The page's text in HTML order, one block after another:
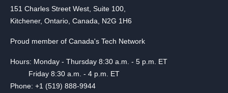
151 Charles Street West, Suite 100,
Kitchener, Ontario, Canada, N2G 1H6
Proud member of Canada's Tech Network
Hours: Monday - Thursday 8:30 a.m. - 5 p.m. ET
Friday 8:30 a.m. - 4 p.m. ET
Phone: +1 (519) 888-9944